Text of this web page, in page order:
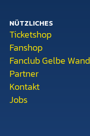
NÜTZLICHES
Ticketshop
Fanshop
Fanclub Gelbe Wand
Partner
Kontakt
Jobs